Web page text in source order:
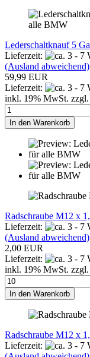
Lederschaltknauf 5
Lieferzeit:
(Ausland abweichend)
59,99 EUR
Lieferzeit:
inkl. 19% MwSt. zzgl.
In den Warenkorb
Radschraube M12 x
Lieferzeit:
(Ausland abweichend)
2,00 EUR
Lieferzeit:
inkl. 19% MwSt. zzgl.
In den Warenkorb
Radschraube M12 x
Lieferzeit: